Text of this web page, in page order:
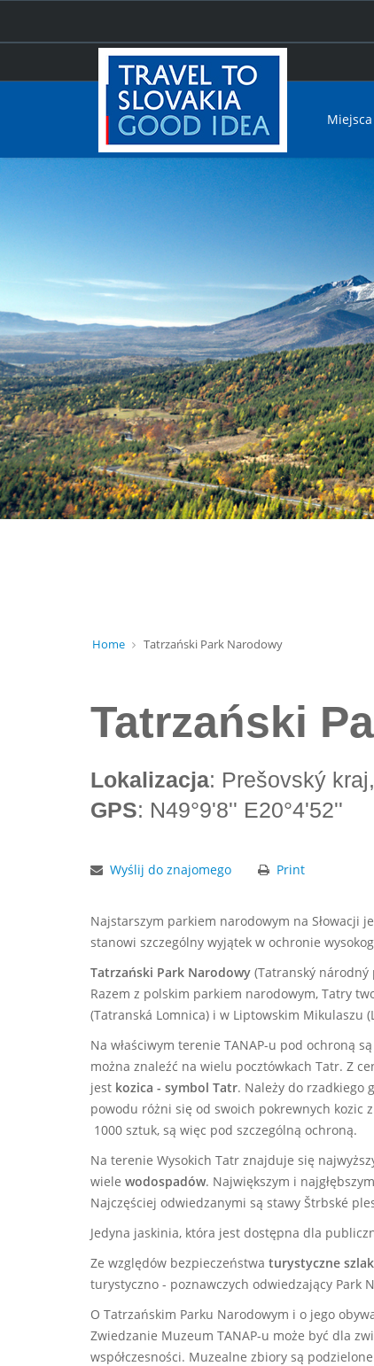
Home Tatrzański Park Narodowy
Tatrzański
Lokalizacja: Prešovský
GPS: N49°9'8'' E20°4'52''
Wyślij do znajomego Print
Najstarszym parkiem narodowym na Słowacji
stanowi szczególny wyjątek w ochronie
Tatrzański Park Narodowy (Tatranský národný
Razem z polskim parkiem narodowym, Tatry
(Tatranská Lomnica) i w Liptowskim Mikulaszu
Na właściwym terenie TANAP-u pod ochroną
można znaleźć na wielu pocztówkach Tatr. Z
jest kozica - symbol Tatr. Należy do rzadkiego
powodu różni się od swoich pokrewnych kozic
1000 sztuk, są więc pod szczególną ochroną.
Na terenie Wysokich Tatr znajduje się
wiele wodospadów. Największym i
Najczęściej odwiedzanymi są stawy Štrbské
Jedyna jaskinia, która jest dostępna dla
Ze względów bezpieczeństwa turystyczne
turystyczno - poznawczych odwiedzający Park
O Tatrzańskim Parku Narodowym i o jego
Zwiedzanie Muzeum TANAP-u może być dla
współczesności. Muzealne zbiory są